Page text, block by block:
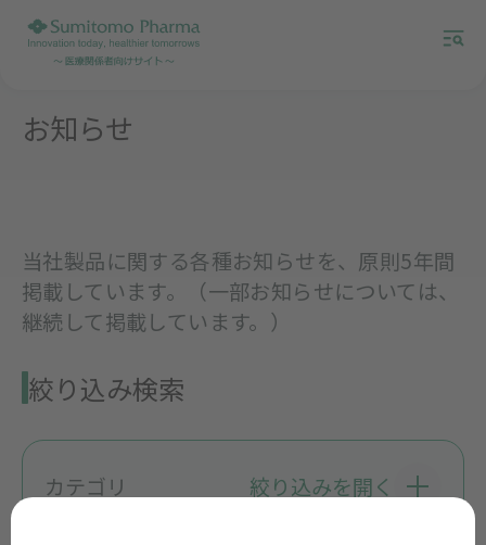
お知らせ
当社製品に関する各種お知らせを、原則5年間
掲載しています。（一部お知らせについては、
継続して掲載しています。）
絞り込み検索
カテゴリ 絞り込みを開く